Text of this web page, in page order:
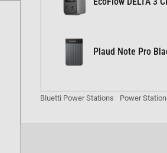
Plaud Note Pro
Bluetti Power Stations Power